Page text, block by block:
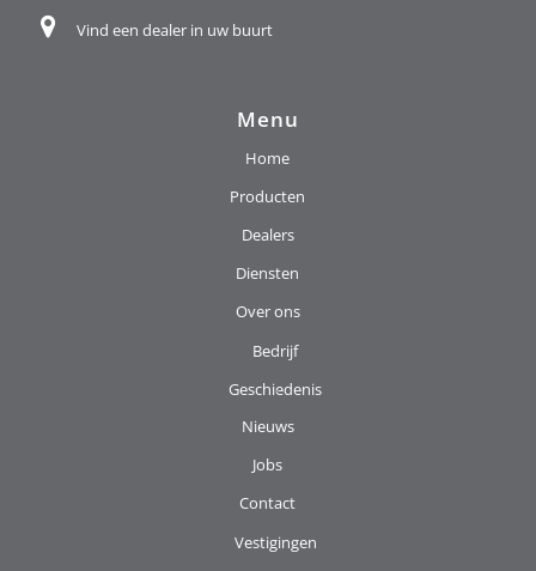
Vind een dealer in uw buurt
Menu
Home
Producten
Dealers
Diensten
Over ons
Bedrijf
Geschiedenis
Nieuws
Jobs
Contact
Vestigingen